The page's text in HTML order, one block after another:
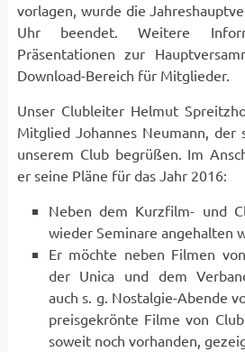
vorlagen, wurde die
Uhr beendet. Weitere
Präsentationen zur
Download-Bereich für Mitglieder.
Unser Clubleiter Helmut
Mitglied Johannes Neumann, der
unserem Club begrüßen. Im
er seine Pläne für das Jahr 2016:
Neben dem Kurzfilm- und
wieder Seminare angehalten
Er möchte neben Filmen
der Unica und dem
auch s. g. Nostalgie-Abende
preisgekrönte Filme von
soweit noch vorhanden,